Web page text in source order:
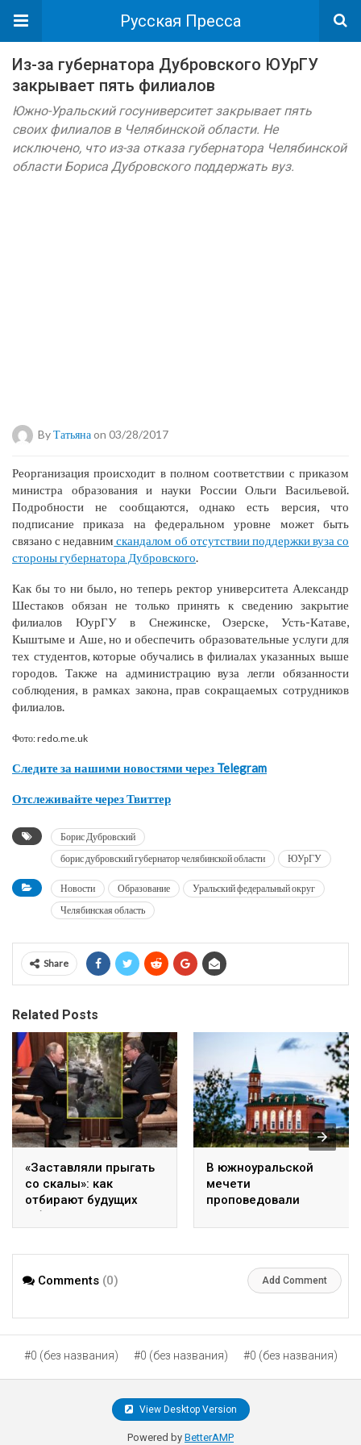
Русская Пресса
Из-за губернатора Дубровского ЮУрГУ
закрывает пять филиалов
Южно-Уральский госуниверситет закрывает пять
своих филиалов в Челябинской области. Не
исключено, что из-за отказа губернатора Челябинской
области Бориса Дубровского поддержать вуз.
ByТатьянаon 03/28/2017
Реорганизация происходит в полном соответствии с приказом
министра образования и науки России Ольги Васильевой.
Подробности не сообщаются, однако есть версия, что
подписание приказа на федеральном уровне может быть
связано с недавним скандалом об отсутствии поддержки вуза со
стороны губернатора Дубровского.
Как бы то ни было, но теперь ректор университета Александр
Шестаков обязан не только принять к сведению закрытие
филиалов ЮурГУ в Снежинске, Озерске, Усть-Катаве,
Кыштыме и Аше, но и обеспечить образовательные услуги для
тех студентов, которые обучались в филиалах указанных выше
городов. Также на администрацию вуза легли обязанности
соблюдения, в рамках закона, прав сокращаемых сотрудников
филиалов.
Фото: redo.me.uk
Следите за нашими новостями через Telegram
Отслеживайте через Твиттер
Борис Дубровский
борис дубровский губернатор челябинской области
ЮУрГУ
Новости Образование
Уральский федеральный округ
Челябинская область
Share
Related Posts
«Заставляли прыгать
со скалы»: как
отбирают будущих
губернаторов. ВИДЕО
В южноуральской
мечети
проповедовали
Comments (0) Add Comment
#0 (без названия) #0 (без названия) #0 (без названия)
View Desktop Version
Powered by BetterAMP